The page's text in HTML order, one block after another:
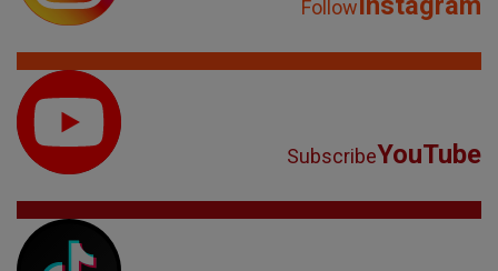
Follow
SubscribeYouTube